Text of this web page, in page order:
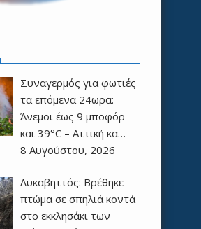
Συναγερμός για φωτιές
τα επόμενα 24ωρα:
Άνεμοι έως 9 μποφόρ
και 39°C – Αττική κα…
8 Αυγούστου, 2026
Λυκαβηττός: Βρέθηκε
πτώμα σε σπηλιά κοντά
στο εκκλησάκι των